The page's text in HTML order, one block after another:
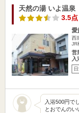
天然の湯 いよ温泉
3.5点
愛
西
JR
営
入
入浴500円で
とおでんの